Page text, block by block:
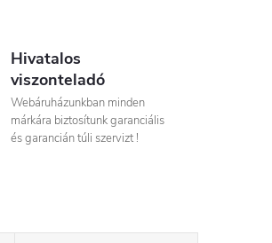
Hivatalos
viszonteladó
Webáruházunkban minden
márkára biztosítunk garanciális
és garancián túli szervizt !